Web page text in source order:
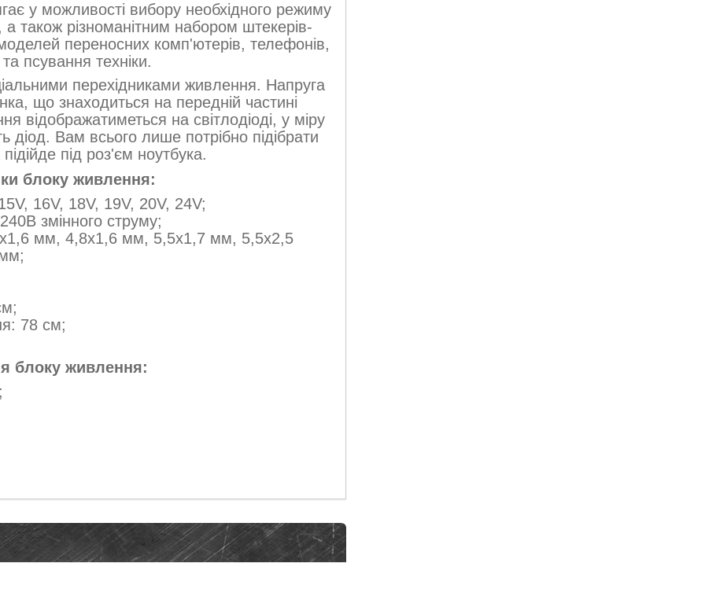
у можливості вибору необхідного режиму
також різноманітним набором штекерів-
переносних комп'ютерів, телефонів,
псування техніки.
перехідниками живлення. Напруга
що знаходиться на передній частині
відображатиметься на світлодіоді, у міру
діод. Вам всього лише потрібно підібрати
під роз'єм ноутбука.
блоку живлення:
16V, 18V, 19V, 20V, 24V;
змінного струму;
мм, 4,8х1,6 мм, 5,5х1,7 мм, 5,5х2,5
78 см;
блоку живлення: